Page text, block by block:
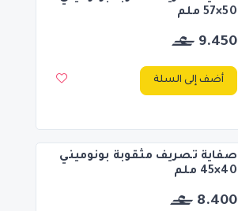
50×57 ملم
9.450
أضف إلى السلة
صفاية تصريف مثقوبة بونوميني
40×45 ملم
8.400